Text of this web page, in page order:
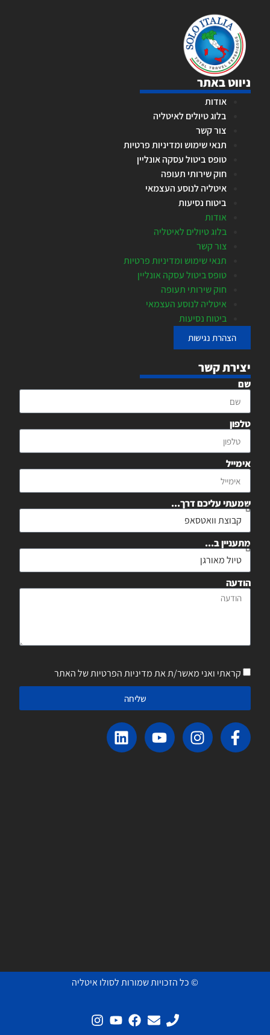
ניווט באתר
אודות
בלוג טיולים לאיטליה
צור קשר
תנאי שימוש ומדיניות פרטיות
טופס ביטול עסקה אונליין
חוק שירותי תעופה
איטליה לנוסע העצמאי
ביטוח נסיעות
אודות
בלוג טיולים לאיטליה
צור קשר
תנאי שימוש ומדיניות פרטיות
טופס ביטול עסקה אונליין
חוק שירותי תעופה
איטליה לנוסע העצמאי
ביטוח נסיעות
הצהרת נגישות
יצירת קשר
שם
טלפון
אימייל
שמעתי עליכם דרך...
מתעניין ב...
הודעה
קראתי ואני מאשר/ת את מדיניות הפרטיות של האתר
שליחה
© כל הזכויות שמורות לסולו איטליה